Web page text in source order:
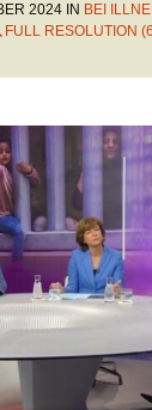
2024 IN BEI
FULL RESOLUTION